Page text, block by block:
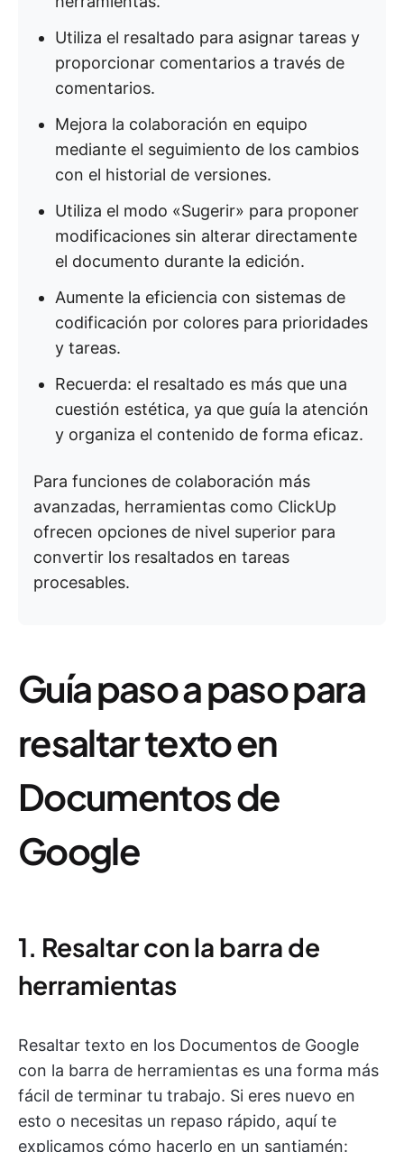
Utiliza el resaltado para asignar tareas y
proporcionar comentarios a través de
comentarios.
Mejora la colaboración en equipo
mediante el seguimiento de los cambios
con el historial de versiones.
Utiliza el modo «Sugerir» para proponer
modificaciones sin alterar directamente
el documento durante la edición.
Aumente la eficiencia con sistemas de
codificación por colores para prioridades
y tareas.
Recuerda: el resaltado es más que una
cuestión estética, ya que guía la atención
y organiza el contenido de forma eficaz.
Para funciones de colaboración más
avanzadas, herramientas como ClickUp
ofrecen opciones de nivel superior para
convertir los resaltados en tareas
procesables.
Guía paso a paso para
resaltar texto en
Documentos de
Google
1. Resaltar con la barra de
herramientas
Resaltar texto en los Documentos de Google
con la barra de herramientas es una forma más
fácil de terminar tu trabajo. Si eres nuevo en
esto o necesitas un repaso rápido, aquí te
explicamos cómo hacerlo en un santiamén: